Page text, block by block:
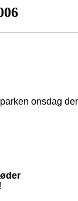
onsdag